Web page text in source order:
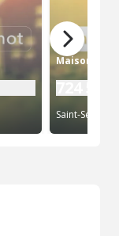
Maison
724 500
Saint-Ségal